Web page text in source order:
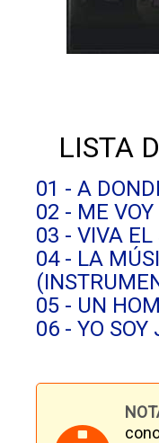
LISTA
01 - A
02 - ME VOY
03 - VIVA EL
04 - LA
05 - UN
06 - YO SOY